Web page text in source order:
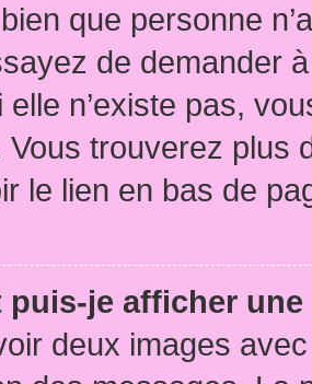
que personne
de demander
elle n’existe pas,
trouverez plus
le lien en bas de
puis-je afficher
deux images